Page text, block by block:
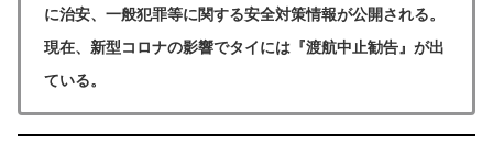
に治安、一般犯罪等に関する安全対策情報が公開される。
現在、新型コロナの影響でタイには『渡航中止勧告』が出
ている。